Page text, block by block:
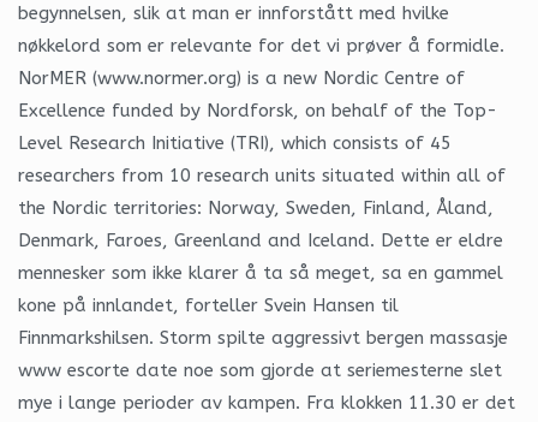
begynnelsen, slik at man er innforstått med hvilke
nøkkelord som er relevante for det vi prøver å formidle.
NorMER (www.normer.org) is a new Nordic Centre of
Excellence funded by Nordforsk, on behalf of the Top-
Level Research Initiative (TRI), which consists of 45
researchers from 10 research units situated within all of
the Nordic territories: Norway, Sweden, Finland, Åland,
Denmark, Faroes, Greenland and Iceland. Dette er eldre
mennesker som ikke klarer å ta så meget, sa en gammel
kone på innlandet, forteller Svein Hansen til
Finnmarkshilsen. Storm spilte aggressivt bergen massasje
www escorte date noe som gjorde at seriemesterne slet
mye i lange perioder av kampen. Fra klokken 11.30 er det